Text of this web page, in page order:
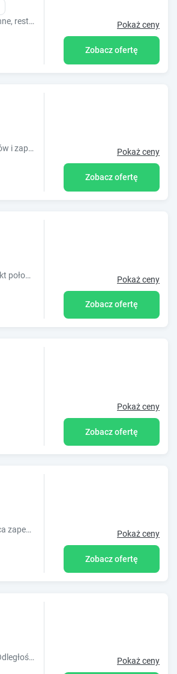
Obiekt Zajazd Karłów Góry Stołowe, Karłów, oferuje pokoje gościnne, restaurację, bezpłatny parking, taras oraz balkon Pokaż ceny
Zobacz ofertę
Obiekt Domek Sudecki Karłów położony jest w miejscowości Karłów i zapewnia wspólną kuchnię oraz widok na góry. Na miejscu znajduje się te? Pokaż ceny
Zobacz ofertę
Serdecznie zapraszamy na wypoczynek w Kotlinie Kłodzkiej. Obiekt położony jest między Górami Stołowymi a Górami Sowimi Pokaż ceny
Zobacz ofertę
Pokaż ceny
Zobacz ofertę
Nasz 6 osobowy domek znajduje się na ogrodzonej posesji. Okolica zapewnia cisze i spokój a położenie na mapie daje dobry start do zwiedzania kotliny. Pokaż ceny
Zobacz ofertę
Obiekt Blu Apartments usytuowany jest w miejscowości Jugów. Odległość ważnych miejsc od obiektu: Dworzec kolejowy w Polanicy-Zdroju ? 31 km, K Pokaż ceny